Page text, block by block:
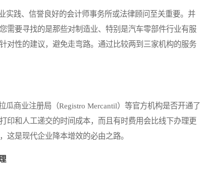
践、信誉良好的会计师事务所或法律顾问至关重要。并
需要寻找的是那些对制造业、特别是汽车零部件行业有服
对性的建议，避免走弯路。通过比较两到三家机构的服务
商业注册局（Registro Mercantil）等官方机构是否开通了
印和人工递交的时间成本，而且有时费用会比线下办理更
这是现代企业降本增效的必由之路。